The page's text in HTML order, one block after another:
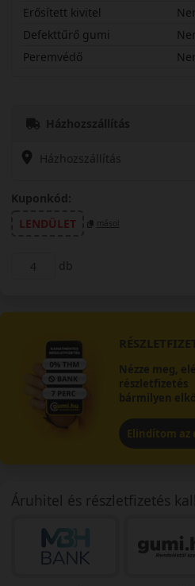
Erősített kivitel
Defekttűrő gumi
Peremvédő
Házhozszállítás
Házhozszállítás
Kuponkód:
LENDÜLET
másol
db
Nézze meg,
részletfizetés
bármilyen
Elindítom
Áruhitel és részletfizetés